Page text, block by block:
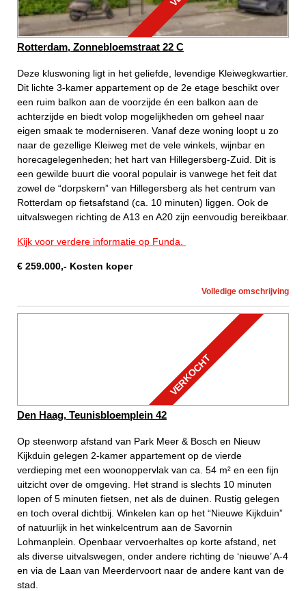
Rotterdam, Zonnebloemstraat 22 C
Deze kluswoning ligt in het geliefde, levendige Kleiwegkwartier.
Dit lichte 3-kamer appartement op de 2e etage beschikt over
een ruim balkon aan de voorzijde én een balkon aan de
achterzijde en biedt volop mogelijkheden om geheel naar
eigen smaak te moderniseren. Vanaf deze woning loopt u zo
naar de gezellige Kleiweg met de vele winkels, wijnbar en
horecagelegenheden; het hart van Hillegersberg-Zuid. Dit is
een gewilde buurt die vooral populair is vanwege het feit dat
zowel de “dorpskern” van Hillegersberg als het centrum van
Rotterdam op fietsafstand (ca. 10 minuten) liggen. Ook de
uitvalswegen richting de A13 en A20 zijn eenvoudig bereikbaar.
Kijk voor verdere informatie op Funda.
€ 259.000,- Kosten koper
Volledige omschrijving
VERKOCHT
Den Haag, Teunisbloemplein 42
Op steenworp afstand van Park Meer & Bosch en Nieuw
Kijkduin gelegen 2-kamer appartement op de vierde
verdieping met een woonoppervlak van ca. 54 m² en een fijn
uitzicht over de omgeving. Het strand is slechts 10 minuten
lopen of 5 minuten fietsen, net als de duinen. Rustig gelegen
en toch overal dichtbij. Winkelen kan op het “Nieuwe Kijkduin”
of natuurlijk in het winkelcentrum aan de Savornin
Lohmanplein. Openbaar vervoerhaltes op korte afstand, net
als diverse uitvalswegen, onder andere richting de ‘nieuwe’ A-4
en via de Laan van Meerdervoort naar de andere kant van de
stad.